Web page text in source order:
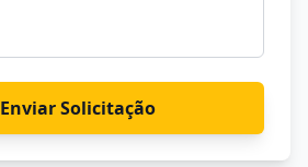
Enviar Solicitação